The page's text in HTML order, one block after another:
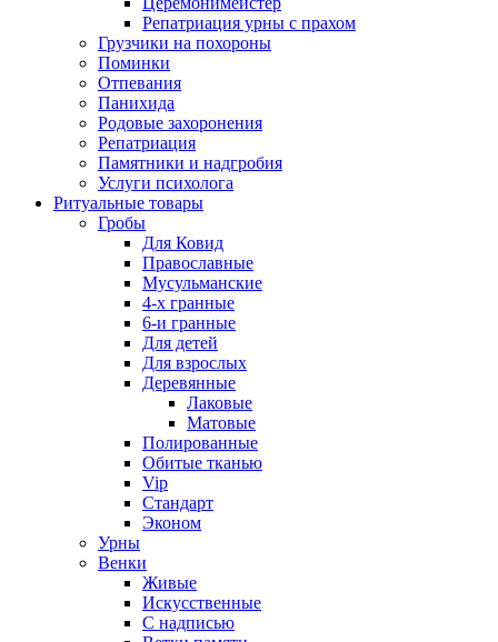
Репатриация урны с прахом
Грузчики на похороны
Поминки
Отпевания
Панихида
Родовые захоронения
Репатриация
Памятники и надгробия
Услуги психолога
Ритуальные товары
Гробы
Для Ковид
Православные
Мусульманские
4-х гранные
6-и гранные
Для детей
Для взрослых
Деревянные
Лаковые
Матовые
Полированные
Обитые тканью
Vip
Стандарт
Эконом
Урны
Венки
Живые
Искусственные
С надписью